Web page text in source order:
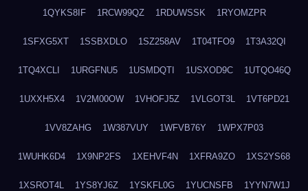
1QYKS8IF 1RCW99QZ 1RDUWSSK 1RYOMZPR
1SFXG5XT 1SSBXDLO 1SZ258AV 1T04TFO9 1T3A32QI
1TQ4XCLI 1URGFNU5 1USMDQTI 1USXOD9C 1UTQO46Q
1UXXH5X4 1V2M00OW 1VHOFJ5Z 1VLGOT3L 1VT6PD21
1VV8ZAHG 1W387VUY 1WFVB76Y 1WPX7P03
1WUHK6D4 1X9NP2FS 1XEHVF4N 1XFRA9ZO 1XS2YS68
1XSROT4L 1YS8YJ6Z 1YSKFL0G 1YUCNSFB 1YYN7W1J